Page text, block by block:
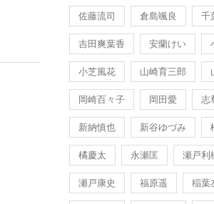
佐藤流司 倉島颯良 千
吉田爽葉香 安蘭けい
小芝風花 山崎育三郎
岡崎百々子 岡田愛 志
新納慎也 新谷ゆづみ
橘慶太 永瀬匡 瀬戸利
瀬戸康史 福原遥 稲葉